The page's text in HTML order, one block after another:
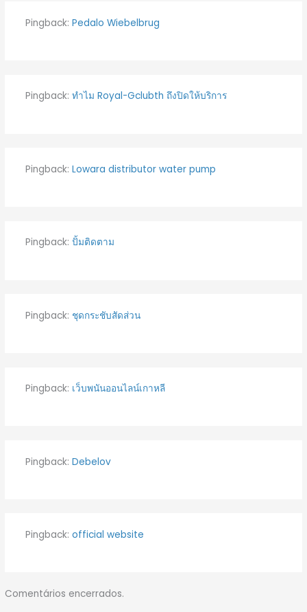
Pingback: Pedalo Wiebelbrug
Pingback: ทำไม Royal-Gclubth ถึงปิดให้บริการ
Pingback: Lowara distributor water pump
Pingback: ปั้มติดตาม
Pingback: ชุดกระชับสัดส่วน
Pingback: เว็บพนันออนไลน์เกาหลี
Pingback: Debelov
Pingback: official website
Comentários encerrados.